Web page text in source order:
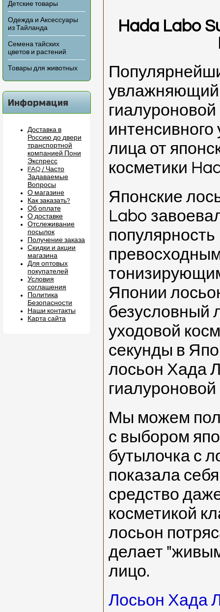
Детские товары
Одежда и Аксессуары
из Тайланда
Семена тайских
цветов и растений
Товары для животных
Информация
Доставка в
Россию до двери
транспортной
компанией Пони
Экспресс
FAQ / Часто
Задаваемые
Вопросы
О магазине
Как заказать?
Об оплате
О доставке
Отслеживание
посылок
Получение заказа
Скидки и акции
магазина
Для оптовых
покупателей
Условия
соглашения
Политика
Безопасности
Наши контакты
Карта сайта
Hada Labo
увлажняющий
интенсивного
лица от
косметики
Японские
Labo
Японии
безусловный
уходовой
секунды в
лосьон Хада
гиалуроновой
Мы можем
с выбором
бутылочка с
показала
средство
косметикой
лосьон
делает
лицо.
Лосьон Хада